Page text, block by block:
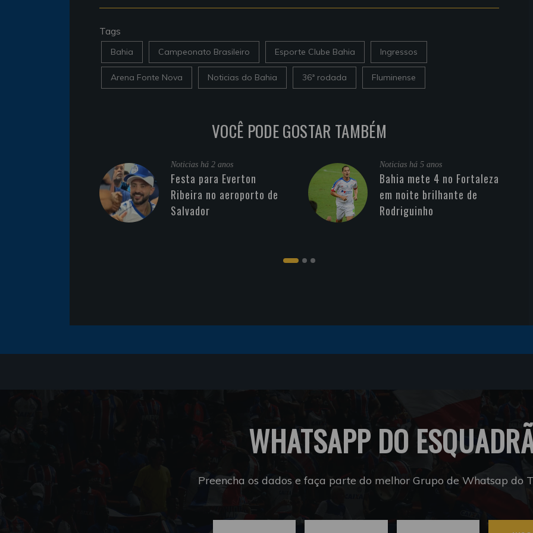
Tags
Bahia Campeonato Brasileiro Esporte Clube Bahia Ingressos
Arena Fonte Nova Noticias do Bahia 36ª rodada Fluminense
VOCÊ PODE GOSTAR TAMBÉM
Noticias há 2 anos
Festa para Everton
Ribeira no aeroporto de
Salvador
Noticias há 5 anos
Bahia mete 4 no Fortaleza
em noite brilhante de
Rodriguinho
WHATSAPP DO
Preencha os dados e faça parte do melhor Grupo de Whatsap do